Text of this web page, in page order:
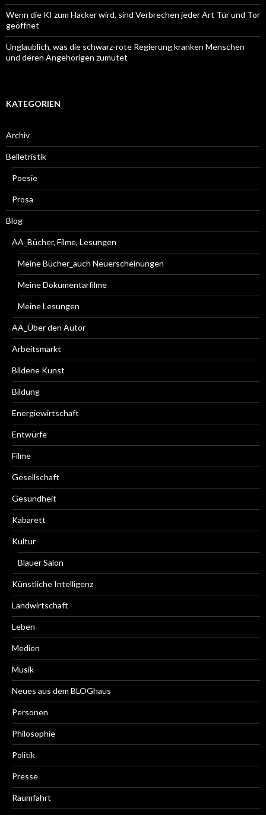
Wenn die KI zum Hacker wird, sind Verbrechen jeder Art Tür und Tor
geöffnet
Unglaublich, was die schwarz-rote Regierung kranken Menschen
und deren Angehörigen zumutet
KATEGORIEN
Archiv
Belletristik
Poesie
Prosa
Blog
AA_Bücher, Filme, Lesungen
Meine Bücher_auch Neuerscheinungen
Meine Dokumentarfilme
Meine Lesungen
AA_Über den Autor
Arbeitsmarkt
Bildene Kunst
Bildung
Energiewirtschaft
Entwürfe
Filme
Gesellschaft
Gesundheit
Kabarett
Kultur
Blauer Salon
Künstliche Intelligenz
Landwirtschaft
Leben
Medien
Musik
Neues aus dem BLOGhaus
Personen
Philosophie
Politik
Presse
Raumfahrt